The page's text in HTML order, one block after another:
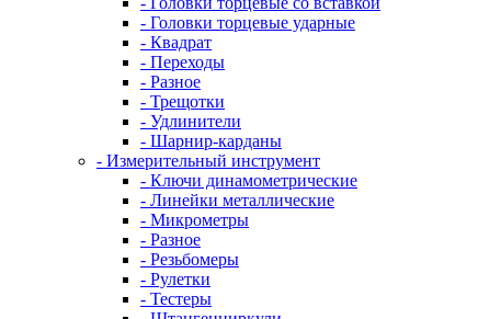
- Головки торцевые ударные
- Квадрат
- Переходы
- Разное
- Трещотки
- Удлинители
- Шарнир-карданы
- Измерительный инструмент
- Ключи динамометрические
- Линейки металлические
- Микрометры
- Разное
- Резьбомеры
- Рулетки
- Тестеры